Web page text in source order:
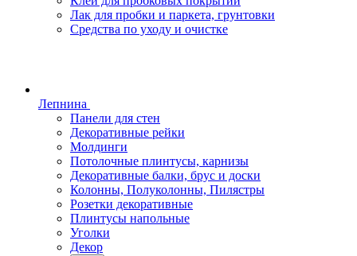
Лак для пробки и паркета, грунтовки
Средства по уходу и очистке
Лепнина
Панели для стен
Декоративные рейки
Молдинги
Потолочные плинтусы, карнизы
Декоративные балки, брус и доски
Колонны, Полуколонны, Пилястры
Розетки декоративные
Плинтусы напольные
Уголки
Декор